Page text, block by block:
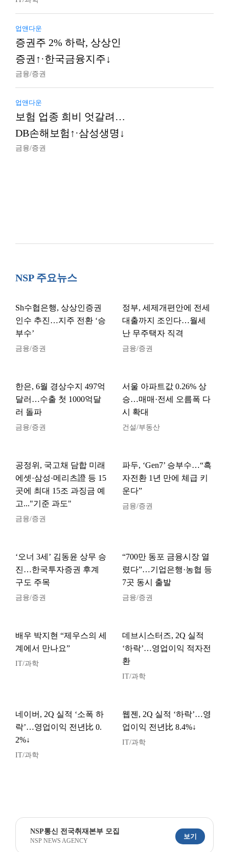
업앤다운
증권주 2% 하락, 상상인
증권↑·한국금융지주↓
금융/증권
업앤다운
보험 업종 희비 엇갈려…
DB손해보험↑·삼성생명↓
금융/증권
NSP 주요뉴스
Sh수협은행, 상상인증권
인수 추진…지주 전환 ‘승
부수’
금융/증권
정부, 세제개편안에 전세
대출까지 조인다…월세
난 무주택자 직격
금융/증권
한은, 6월 경상수지 497억
달러…수출 첫 1000억달
러 돌파
금융/증권
서울 아파트값 0.26% 상
승…매매·전세 오름폭 다
시 확대
건설/부동산
공정위, 국고채 담합 미래
에셋·삼성·메리츠證 등 15
곳에 최대 15조 과징금 예
고..."기준 과도"
금융/증권
파두, ‘Gen7’ 승부수…“흑
자전환 1년 만에 체급 키
운다”
금융/증권
‘오너 3세’ 김동윤 상무 승
진…한국투자증권 후계
구도 주목
금융/증권
“700만 동포 금융시장 열
렸다”…기업은행·농협 등
7곳 동시 출발
금융/증권
배우 박지현 “제우스의 세
계에서 만나요”
IT/과학
데브시스터즈, 2Q 실적
‘하락’…영업이익 적자전
환
IT/과학
네이버, 2Q 실적 ‘소폭 하
락’…영업이익 전년比 0.
2%↓
IT/과학
웹젠, 2Q 실적 ‘하락’…영
업이익 전년比 8.4%↓
IT/과학
NSP통신 전국취재본부 모집
NSP NEWS AGENCY
보기